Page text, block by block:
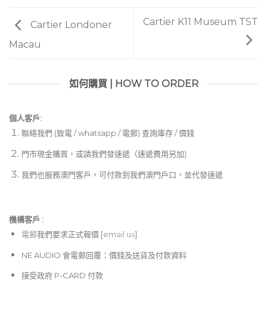
Cartier Londoner
Macau
Cartier K11 Museum TST
如何購買 | HOW TO ORDER
個人客戶:
聯絡我們 (致電 / whatsapp / 電郵) 查詢庫存 / 價錢
門市現金購買，或請我們發速遞（速遞費用另加)
我們也服務澳門客戶，可付款到我們澳門戶口，並代發速遞
機構客戶 :​
電郵我們要求正式報價 [email us]
NE AUDIO 會電郵回覆：價錢及送貨及付款資料
接受政府 P-CARD 付款